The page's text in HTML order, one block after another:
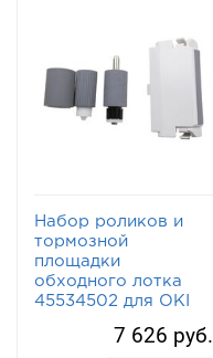
Набор роликов и
тормозной
площадки
обходного лотка
45534502 для OKI
7 626 руб.